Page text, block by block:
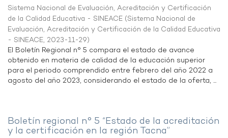
Sistema Nacional de Evaluación, Acreditación y Certificación
de la Calidad Educativa - SINEACE (Sistema Nacional de
Evaluación, Acreditación y Certificación de la Calidad Educativa
- SINEACE, 2023-11-29)
El Boletín Regional n° 5 compara el estado de avance
obtenido en materia de calidad de la educación superior
para el periodo comprendido entre febrero del año 2022 a
agosto del año 2023, considerando el estado de la oferta, ...
Boletín regional n° 5 “Estado de la acreditación
y la certificación en la región Tacna”